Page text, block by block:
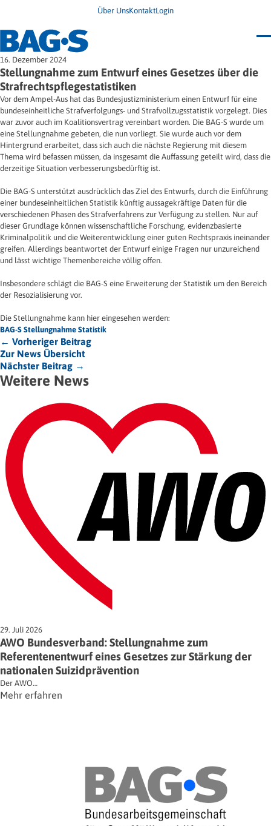
Über UnsKontaktLogin
Bundestagung 2026
Wo finde ich Hilfe?
News
Termine
Veröffentlichungen
Infodienst
Wegweiser
Jugendbroschüre
Impulse
Presse & Stellungnahmen
Newsletter
Unsere Themen
Angehörige
Ersatzfreiheitsstrafe
Freie Straffälligenhilfe
Gesundheit
Migration
Wohnen
16. Dezember 2024
Stellungnahme zum Entwurf eines Gesetzes über die
Strafrechtspflegestatistiken
Vor dem Ampel-Aus hat das Bundesjustizministerium einen Entwurf für eine
bundeseinheitliche Strafverfolgungs- und Strafvollzugsstatistik vorgelegt. Dies
war zuvor auch im Koalitionsvertrag vereinbart worden. Die BAG-S wurde um
eine Stellungnahme gebeten, die nun vorliegt. Sie wurde auch vor dem
Hintergrund erarbeitet, dass sich auch die nächste Regierung mit diesem
Thema wird befassen müssen, da insgesamt die Auffassung geteilt wird, dass die
derzeitige Situation verbesserungsbedürftig ist.
Die BAG-S unterstützt ausdrücklich das Ziel des Entwurfs, durch die Einführung
einer bundeseinheitlichen Statistik künftig aussagekräftige Daten für die
verschiedenen Phasen des Strafverfahrens zur Verfügung zu stellen. Nur auf
dieser Grundlage können wissenschaftliche Forschung, evidenzbasierte
Kriminalpolitik und die Weiterentwicklung einer guten Rechtspraxis ineinander
greifen. Allerdings beantwortet der Entwurf einige Fragen nur unzureichend
und lässt wichtige Themenbereiche völlig offen.
Insbesondere schlägt die BAG-S eine Erweiterung der Statistik um den Bereich
der Resozialisierung vor.
Die Stellungnahme kann hier eingesehen werden:
BAG-S Stellungnahme Statistik
← Vorheriger Beitrag
Zur News Übersicht
Nächster Beitrag →
Weitere News
29. Juli 2026
AWO Bundesverband: Stellungnahme zum
Referentenentwurf eines Gesetzes zur Stärkung der
nationalen Suizidprävention
Der AWO…
Mehr erfahren